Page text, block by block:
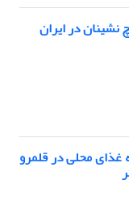
نشینان در ایران
غذای محلی در قلمرو